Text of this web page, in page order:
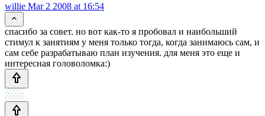
willie Mar 2 2008 at 16:54
спасибо за совет. но вот как-то я пробовал и наибольший
стимул к занятиям у меня только тогда, когда занимаюсь сам, и
сам себе разрабатываю план изучения. для меня это еще и
интересная головоломка:)